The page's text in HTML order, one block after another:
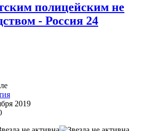
полицейским не
- Россия 24
2019